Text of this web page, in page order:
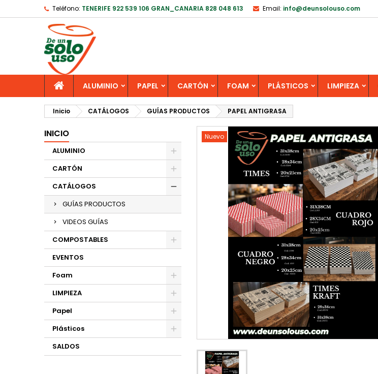
Teléfono: TENERIFE 922 539 106 GRAN_CANARIA 828 048 613 Email: info@deunsolouso.com
ALUMINIO PAPEL CARTÓN FOAM PLÁSTICOS LIMPIEZA
Inicio CATÁLOGOS GUÍAS PRODUCTOS PAPEL ANTIGRASA
INICIO
ALUMINIO
CARTÓN
CATÁLOGOS
GUÍAS PRODUCTOS
VIDEOS GUÍAS
COMPOSTABLES
EVENTOS
Foam
LIMPIEZA
Papel
Plásticos
SALDOS
Nuevo